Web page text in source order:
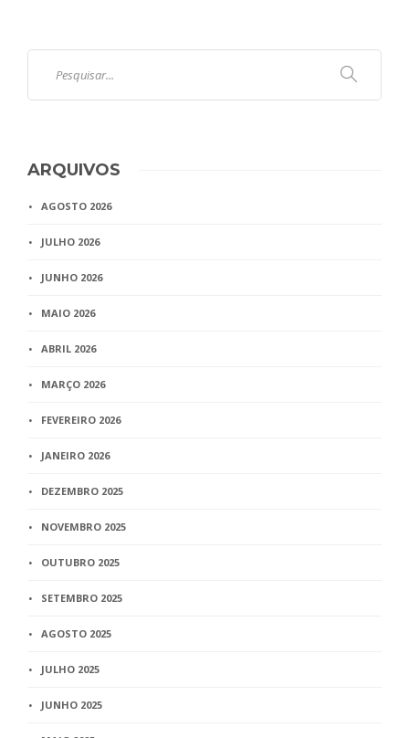
ARQUIVOS
AGOSTO 2026
JULHO 2026
JUNHO 2026
MAIO 2026
ABRIL 2026
MARÇO 2026
FEVEREIRO 2026
JANEIRO 2026
DEZEMBRO 2025
NOVEMBRO 2025
OUTUBRO 2025
SETEMBRO 2025
AGOSTO 2025
JULHO 2025
JUNHO 2025